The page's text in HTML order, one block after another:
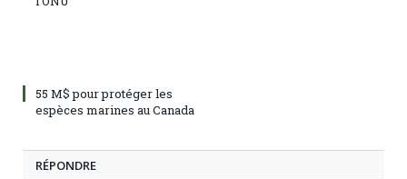
55 M$ pour protéger les
espèces marines au Canada
RÉPONDRE